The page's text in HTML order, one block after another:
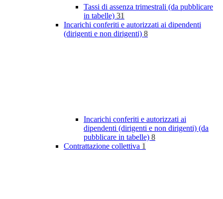
Tassi di assenza trimestrali (da pubblicare
in tabelle) 31
Incarichi conferiti e autorizzati ai dipendenti
(dirigenti e non dirigenti) 8
Incarichi conferiti e autorizzati ai
dipendenti (dirigenti e non dirigenti) (da
pubblicare in tabelle) 8
Contrattazione collettiva 1